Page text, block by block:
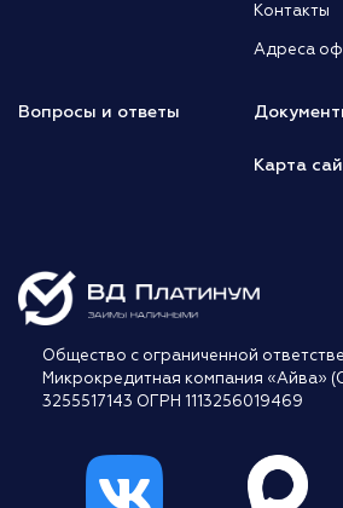
Контакты
Адреса
Вопросы и ответы
Карта
Общество с ограниченной
Микрокредитная компания «Айва»
3255517143 ОГРН 1113256019469